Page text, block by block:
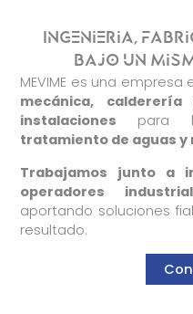
r
a
Ingenieria,
bajo un
MEVIME es una
mecánica,
instalaciones para
tratamiento de aguas y
Trabajamos junto a
operadores
aportando soluciones
resultado.